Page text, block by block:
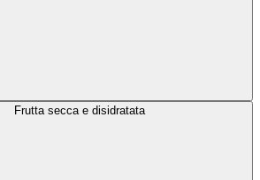
Frutta secca e disidratata